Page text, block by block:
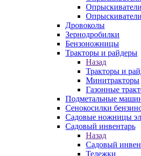
Дровоколы
Зернодробилки
Бензоножницы
Тракторы и райдеры
Назад
Тракторы и
Минитракторы
Газонные
Подметальные
Сенокосилки
Садовые ножницы
Садовый инвентарь
Назад
Садовый
Тележки